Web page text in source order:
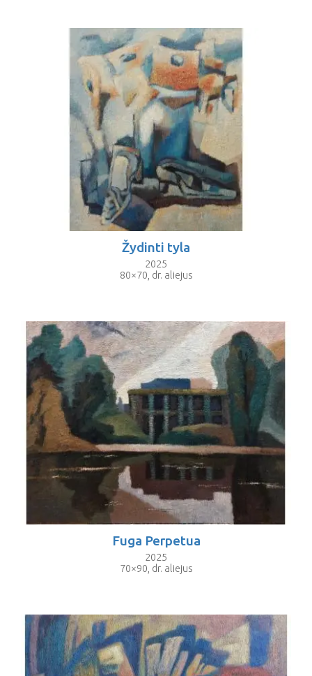
Žydinti tyla
2025
80×70, dr. aliejus
Fuga Perpetua
2025
70×90, dr. aliejus